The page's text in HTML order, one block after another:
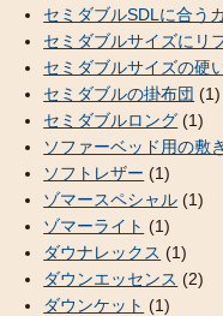
セミダブルSDLに合う
セミダブルサイズにリ
セミダブルサイズの硬
セミダブルの掛布団 (1)
セミダブルロング (1)
ソファーベッド用の敷
ソフトレザー (1)
ゾマースペシャル (1)
ゾマーライト (1)
ダウナレックス (1)
ダウンエッセンス (2)
ダウンケット (1)